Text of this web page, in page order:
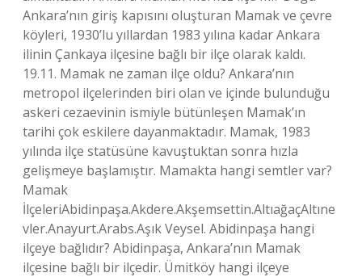
Ankara’nın giriş kapısını oluşturan Mamak ve çevre
köyleri, 1930’lu yıllardan 1983 yılına kadar Ankara
ilinin Çankaya ilçesine bağlı bir ilçe olarak kaldı.
19.11. Mamak ne zaman ilçe oldu? Ankara’nın
metropol ilçelerinden biri olan ve içinde bulunduğu
askeri cezaevinin ismiyle bütünleşen Mamak’ın
tarihi çok eskilere dayanmaktadır. Mamak, 1983
yılında ilçe statüsüne kavuştuktan sonra hızla
gelişmeye başlamıştır. Mamakta hangi semtler var?
Mamak
İlçeleriAbidinpaşa.Akdere.Akşemsettin.AltıağaçAltıne
vler.Anayurt.Arabs.Aşık Veysel. Abidinpaşa hangi
ilçeye bağlıdır? Abidinpaşa, Ankara’nın Mamak
ilçesine bağlı bir ilçedir. Ümitköy hangi ilçeye